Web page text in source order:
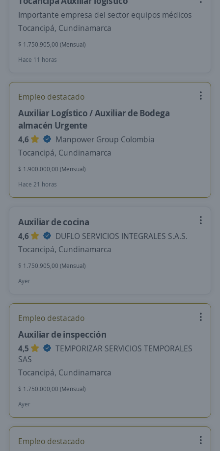
Importante empresa del sector equipos médicos
Tocancipá, Cundinamarca
$ 1.750.905,00 (Mensual)
Hace 11 horas
Empleo destacado
Auxiliar Logístico / Auxiliar de Bodega
almacén Urgente
4,6
Manpower Group Colombia
Tocancipá, Cundinamarca
$ 1.900.000,00 (Mensual)
Hace 21 horas
Auxiliar de cocina
4,6
DUFLO SERVICIOS INTEGRALES S.A.S.
Tocancipá, Cundinamarca
$ 1.750.905,00 (Mensual)
Ayer
Empleo destacado
Auxiliar de inspección
4,5
TEMPORIZAR SERVICIOS TEMPORALES
SAS
Tocancipá, Cundinamarca
$ 1.750.000,00 (Mensual)
Ayer
Empleo destacado